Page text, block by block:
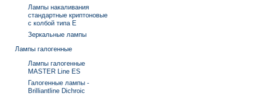
Лампы накаливания
стандартные криптоновые
с колбой типа Е
Зеркальные лампы
Лампы галогенные
Лампы галогенные
MASTER Line ES
Галогенные лампы -
Brilliantline Dichroic